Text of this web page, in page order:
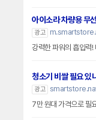
아이소라 차량용 무
광고
강력한 파워의 흡입력!
청소기 비쌀 필요 있
광고
7만 원대 가격으로 필